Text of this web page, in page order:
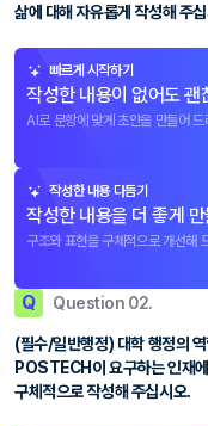
삶에 대해 자유롭게 작성해 주
빠르게 시작하기
작성한 내용이 없어도 괜
AI로 문항에 맞게 초안을 만들어 드
작성한 내용 다듬기
작성한 내용을 더 좋게
구조와 표현을 구체적으로 개선해
Q Question 02.
(필수/일반행정) 대학 행정의
POSTECH이 요구하는 인재
구체적으로 작성해 주십시오.